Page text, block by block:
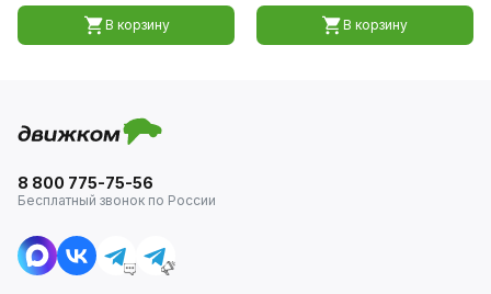
В корзину В корзину
8 800 775-75-56
Бесплатный звонок по России